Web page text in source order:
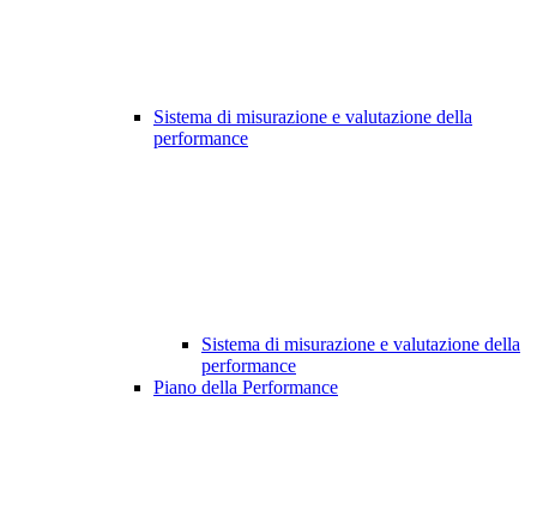
Sistema di misurazione e valutazione della
performance
Sistema di misurazione e valutazione della
performance
Piano della Performance